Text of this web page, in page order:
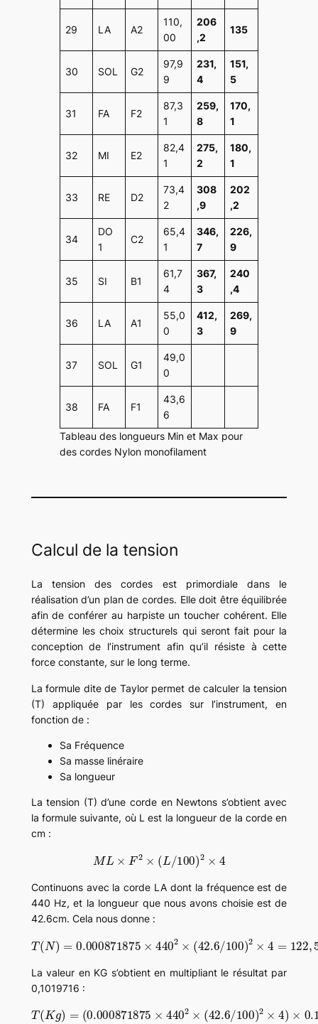
29 LA A2
110,
00
206
,2
135
30 SOL G2
97,9
9
231,
4
151,
5
31 FA F2
87,3
1
259,
8
170,
1
32 MI E2
82,4
1
275,
2
180,
1
33 RE D2
73,4
2
308
,9
202
,2
34
DO
1
C2
65,4
1
346,
7
226,
9
35 SI B1
61,7
4
367,
3
240
,4
36 LA A1
55,0
0
412,
3
269,
9
37 SOL G1
49,0
0
38 FA F1
43,6
6
Tableau des longueurs Min et Max pour
des cordes Nylon monofilament
Calcul de la tension
La tension des cordes est primordiale dans le
réalisation d’un plan de cordes. Elle doit être équilibrée
afin de conférer au harpiste un toucher cohérent. Elle
détermine les choix structurels qui seront fait pour la
conception de l’instrument afin qu’il résiste à cette
force constante, sur le long terme.
La formule dite de Taylor permet de calculer la tension
(T) appliquée par les cordes sur l’instrument, en
fonction de :
Sa Fréquence
Sa masse linéraire
Sa longueur
La tension (T) d’une corde en Newtons s’obtient avec
la formule suivante, où L est la longueur de la corde en
cm :
M F2 L/100)2×
Continuons avec la corde LA dont la fréquence est de
440 Hz, et la longueur que nous avons choisie est de
42.6cm. Cela nous donne :
T(N) 0.000871875 4402 42.6/100)2 4=
,5N
La valeur en KG s’obtient en multipliant le résultat par
0,1019716 :
T( K g )=
(0.000871875×4402 × ( 42.6 / 100) 2×4)×
0.1019716 = 12.5K g